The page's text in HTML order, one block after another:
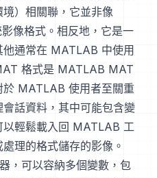
）相關聯，它並非像
像格式。相反地，它是一
通常在 MATLAB 中使用
格式是 MATLAB MAT
MATLAB 使用者至關重
話資料，其中可能包含變
以輕鬆載入回 MATLAB 工
理的格式儲存的影像。
，可以容納多個變數，包